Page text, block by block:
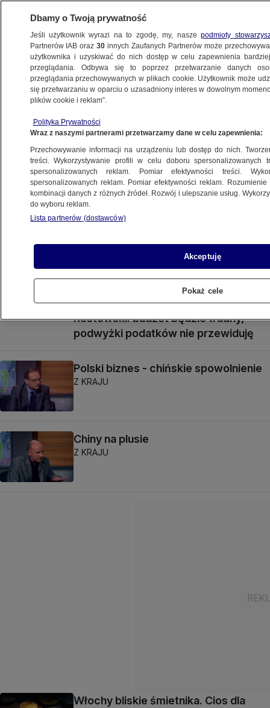
BIZNES
NAJNOWSZE
Budowlanka się sypie
Z KRAJU
Konsorcjum PGE na atom
Z KRAJU
Ambitne plany Integera
Rostowski: budżet będzie trudny,
podwyżki podatków nie przewiduję
Polski biznes - chińskie spowolnienie
Z KRAJU
Chiny na plusie
Z KRAJU
Włochy bliskie śmietnika. Cios dla
Dbamy o Twoją prywatność
Jeśli użytkownik wyrazi na to zgodę, my, naszepodmioty
Partnerów IAB oraz30 innych Zaufanych Partnerów może
użytkownika i uzyskiwać do nich dostęp w celu zapewnienia
przeglądania. Odbywa się to poprzez przetwarzanie danych
przeglądania przechowywanych w plikach cookie. Użytkownik może
się przetwarzaniu w oparciu o uzasadniony interes w dowolnym
plików cookie i reklam”.
Polityka Prywatności
Wraz z naszymi partnerami przetwarzamy dane w celu zapewnienia:
Przechowywanie informacji na urządzeniu lub dostęp do nich.
treści. Wykorzystywanie profili w celu doboru spersonalizowanych
spersonalizowanych reklam. Pomiar efektywności treści.
spersonalizowanych reklam. Pomiar efektywności reklam.
kombinacji danych z różnych źródeł. Rozwój i ulepszanie usług.
do wyboru reklam.
Lista partnerów (dostawców)
Akceptuję
Pokaż cele